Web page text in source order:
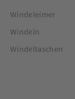
Windeleimer
Windeln
Windeltaschen